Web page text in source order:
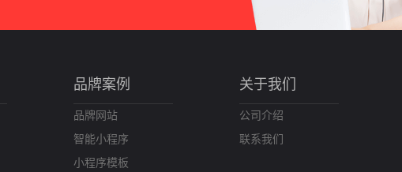
品牌案例
品牌网站
智能小程序
小程序模板
关于我们
公司介绍
联系我们